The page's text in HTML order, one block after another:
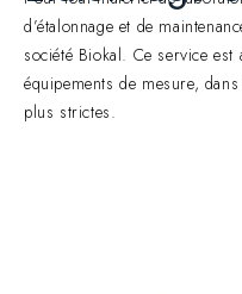
d’étalonnage et de
société Biokal. Ce service est
équipements de mesure,
plus strictes.